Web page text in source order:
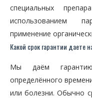
специальных
использованием
применение
Какой срок гарантии даете
Мы даём
определённого
или болезни. Обычно